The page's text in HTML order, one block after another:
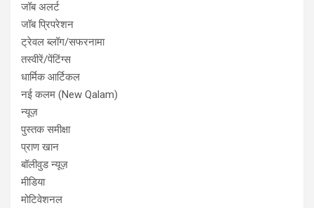
जॉब अलर्ट
जॉब प्रिपरेशन
ट्रेवल ब्लॉग/सफरनामा
तस्वीरें/पेंटिंग्स
धार्मिक आर्टिकल
नई कलम (New Qalam)
न्यूज़
पुस्तक समीक्षा
प्राण खान
बॉलीवुड न्यूज़
मीडिया
मोटिवेशनल